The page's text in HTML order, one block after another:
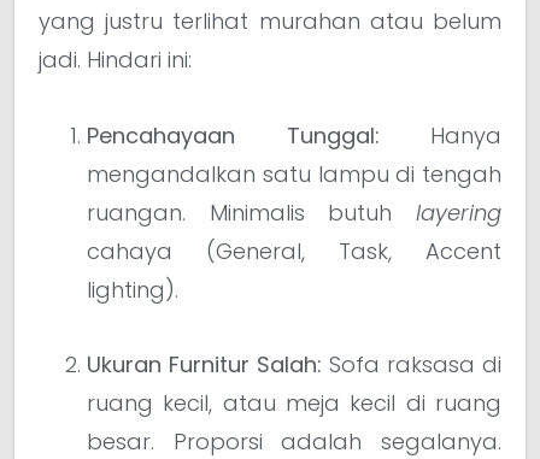
yang justru terlihat murahan atau belum
jadi. Hindari ini:
Pencahayaan Tunggal: Hanya
mengandalkan satu lampu di tengah
ruangan. Minimalis butuh layering
cahaya (General, Task, Accent
lighting).
Ukuran Furnitur Salah: Sofa raksasa di
ruang kecil, atau meja kecil di ruang
besar. Proporsi adalah segalanya.